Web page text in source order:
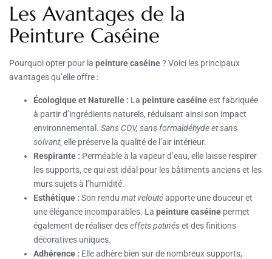
Les Avantages de la
Peinture Caséine
Pourquoi opter pour la peinture caséine? Voici les principaux
avantages qu’elle offre :
Écologique et Naturelle : La peinture caséineest fabriquée
à partir d’ingrédients naturels, réduisant ainsi son impact
environnemental. Sans COV, sans formaldéhyde et sans
solvant, elle préserve la qualité de l’air intérieur.
Respirante : Perméable à la vapeur d’eau, elle laisse respirer
les supports, ce qui est idéal pour les bâtiments anciens et les
murs sujets à l’humidité.
Esthétique : Son rendu mat veloutéapporte une douceur et
une élégance incomparables. La peinture caséine permet
également de réaliser deseffets patinéset des finitions
décoratives uniques.
Adhérence : Elle adhère bien sur de nombreux supports,